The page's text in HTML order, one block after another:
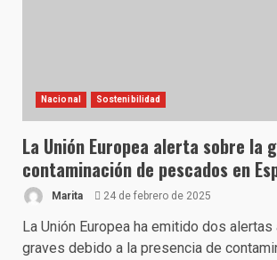
Nacional Sostenibilidad
La Unión Europea alerta sobre la
contaminación de pescados en
Marita 24 de febrero de 2025
La Unión Europea ha emitido dos
graves debido a la presencia de